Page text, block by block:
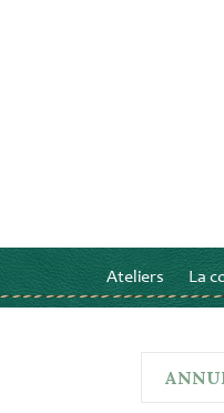
Ateliers La